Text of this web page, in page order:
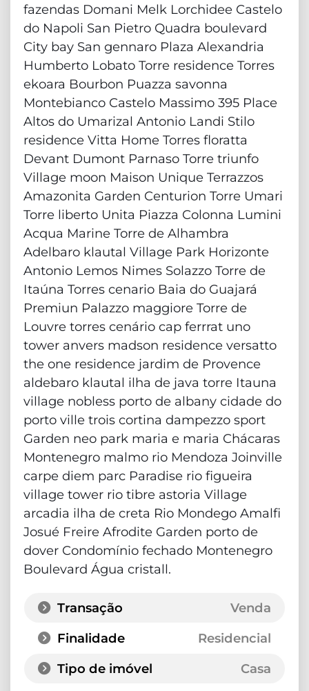
fazendas Domani Melk Lorchidee Castelo
do Napoli San Pietro Quadra boulevard
City bay San gennaro Plaza Alexandria
Humberto Lobato Torre residence Torres
ekoara Bourbon Puazza savonna
Montebianco Castelo Massimo 395 Place
Altos do Umarizal Antonio Landi Stilo
residence Vitta Home Torres floratta
Devant Dumont Parnaso Torre triunfo
Village moon Maison Unique Terrazzos
Amazonita Garden Centurion Torre Umari
Torre liberto Unita Piazza Colonna Lumini
Acqua Marine Torre de Alhambra
Adelbaro klautal Village Park Horizonte
Antonio Lemos Nimes Solazzo Torre de
Itaúna Torres cenario Baia do Guajará
Premiun Palazzo maggiore Torre de
Louvre torres cenário cap ferrrat uno
tower anvers madson residence versatto
the one residence jardim de Provence
aldebaro klautal ilha de java torre Itauna
village nobless porto de albany cidade do
porto ville trois cortina dampezzo sport
Garden neo park maria e maria Chácaras
Montenegro malmo rio Mendoza Joinville
carpe diem parc Paradise rio figueira
village tower rio tibre astoria Village
arcadia ilha de creta Rio Mondego Amalfi
Josué Freire Afrodite Garden porto de
dover Condomínio fechado Montenegro
Boulevard Água cristall.
Transação
Venda
Finalidade
Residencial
Tipo de imóvel
Casa